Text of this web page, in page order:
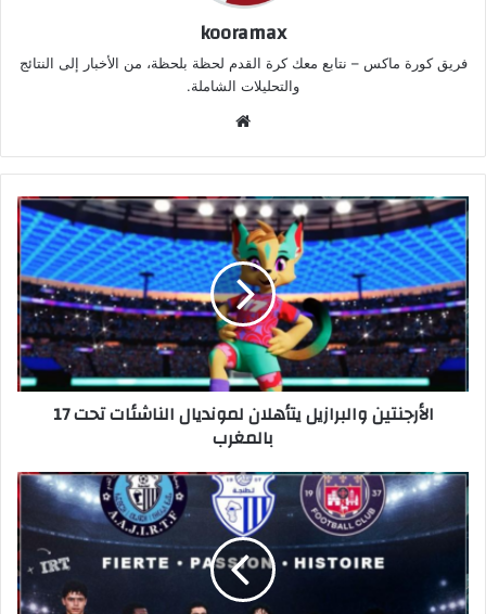
kooramax
فريق كورة ماكس – نتابع معك كرة القدم لحظة بلحظة، من الأخبار إلى النتائج
والتحليلات الشاملة.
الوي
ب
الأرجنتين والبرازيل يتأهلان لمونديال الناشئات تحت 17
بالمغرب